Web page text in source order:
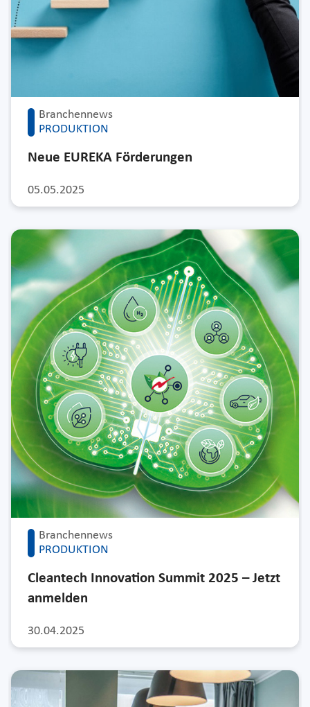
Branchennews
PRODUKTION
05.05.2025
Neue EUREKA Förderungen
Branchennews
PRODUKTION
30.04.2025
Cleantech Innovation Summit 2025 – Jetzt
anmelden